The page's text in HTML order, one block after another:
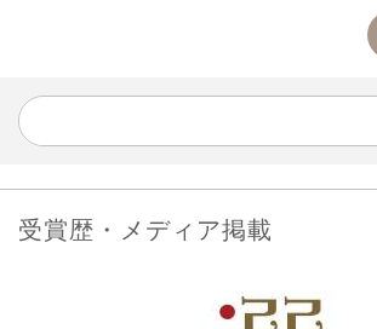
受賞歴・メディア掲載